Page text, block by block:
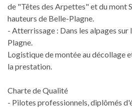
de "Têtes des Arpettes" et du mont
hauteurs de Belle-Plagne.
- Atterrissage : Dans les alpages sur
Plagne.
Logistique de montée au décollage
la prestation.
Charte de Qualité
- Pilotes professionnels, diplômés